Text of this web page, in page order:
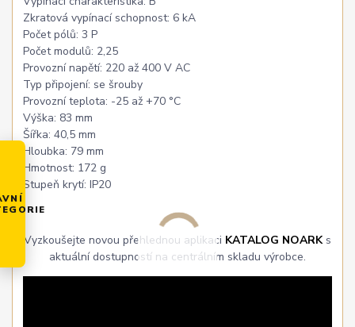
Zkratová vypínací schopnost: 6 kA
Počet pólů: 3 P
Počet modulů: 2,25
Provozní napětí: 220 až 400 V AC
Typ připojení: se šrouby
Provozní teplota: -25 až +70 °C
Výška: 83 mm
Šířka: 40,5 mm
Hloubka: 79 mm
Hmotnost: 172 g
Stupeň krytí: IP20
Vyzkoušejte novou přehlednou aplikaci KATALOG NOARKs
aktuální dostupností na centrálním skladu výrobce.